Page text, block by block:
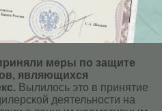
меры по защите
являющихся
Вылилось это в принятие
деятельности на